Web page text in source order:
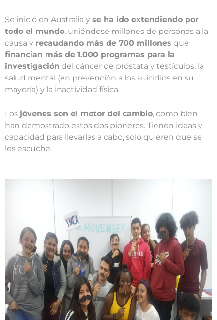
Se inició en Australia y se ha ido extendiendo por
todo el mundo, uniéndose millones de personas a la
causa y recaudando más de 700 millones que
financian más de 1.000 programas para la
investigación del cáncer de próstata y testículos, la
salud mental (en prevención a los suicidios en su
mayoría) y la inactividad física.
Los jóvenes son el motor del cambio, como bien
han demostrado estos dos pioneros. Tienen ideas y
capacidad para llevarlas a cabo, solo quieren que se
les escuche.